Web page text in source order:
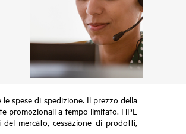
spese di spedizione. Il prezzo della
promozionali a tempo limitato. HPE
mercato, cessazione di prodotti,